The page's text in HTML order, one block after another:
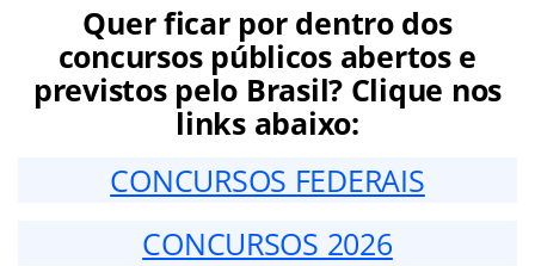
Quer ficar por dentro dos
concursos públicos abertos e
previstos pelo Brasil? Clique nos
links abaixo:
CONCURSOS FEDERAIS
CONCURSOS 2026